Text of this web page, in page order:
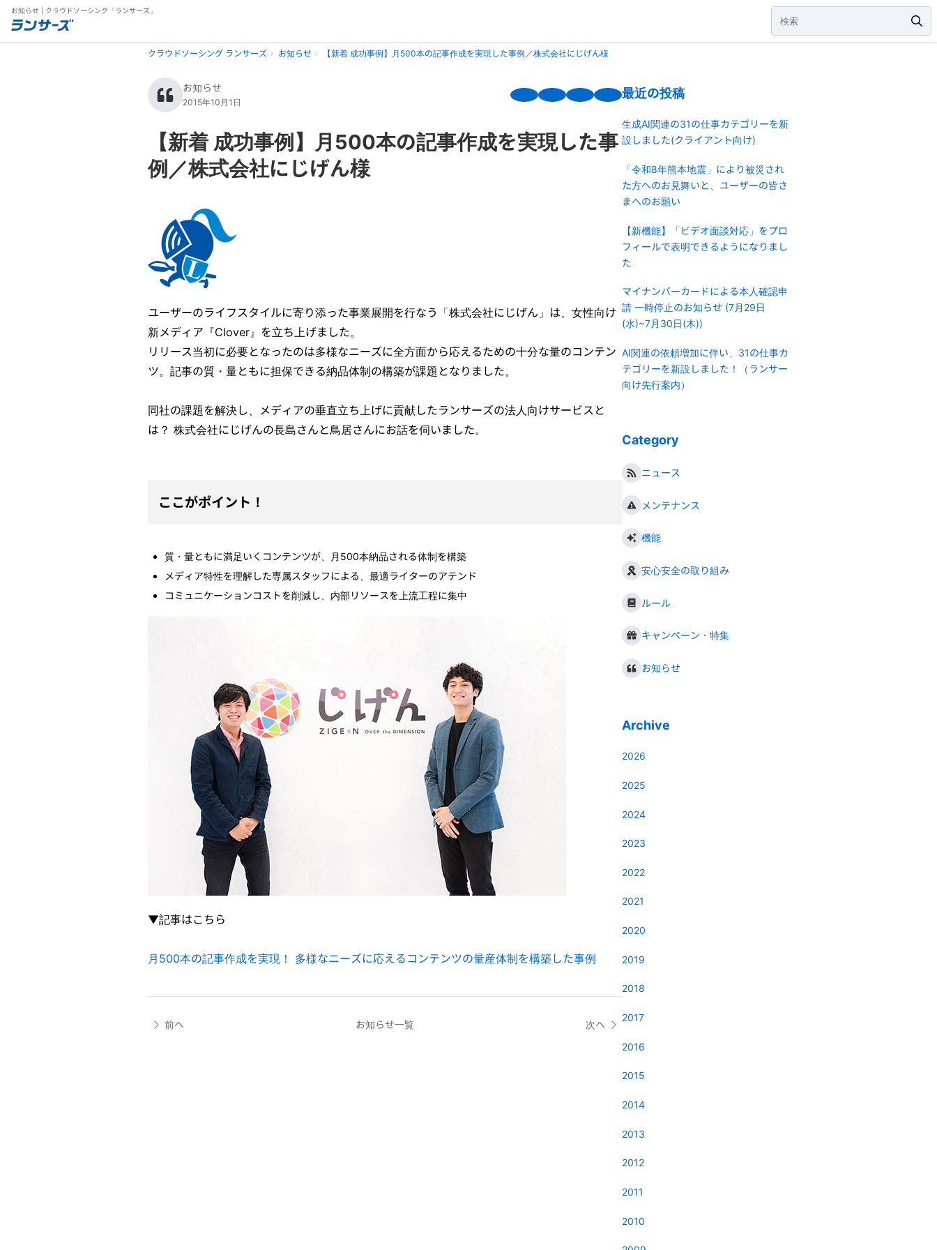
お知らせ | クラウドソーシング「ランサーズ」
クラウドソーシング ランサーズ お知らせ 【新着 成功事例】月500本の記事作成を実現した事例／株式会社にじげん様
お知らせ
2015年10月1日
【新着 成功事例】月500本の記事作成を実現した事
例／株式会社にじげん様
ユーザーのライフスタイルに寄り添った事業展開を行なう「株式会社にじげん」は、女性向け
新メディア『Clover』を立ち上げました。
リリース当初に必要となったのは多様なニーズに全方面から応えるための十分な量のコンテン
ツ。記事の質・量ともに担保できる納品体制の構築が課題となりました。
同社の課題を解決し、メディアの垂直立ち上げに貢献したランサーズの法人向けサービスと
は？ 株式会社にじげんの長島さんと鳥居さんにお話を伺いました。
ここがポイント！
質・量ともに満足いくコンテンツが、月500本納品される体制を構築
メディア特性を理解した専属スタッフによる、最適ライターのアテンド
コミュニケーションコストを削減し、内部リソースを上流工程に集中
▼記事はこちら
月500本の記事作成を実現！ 多様なニーズに応えるコンテンツの量産体制を構築した事例
前へ お知らせ一覧 次へ
最近の投稿
生成AI関連の31の仕事カテゴリーを新
設しました(クライアント向け)
「令和8年熊本地震」により被災され
た方へのお見舞いと、ユーザーの皆さ
まへのお願い
【新機能】「ビデオ面談対応」をプロ
フィールで表明できるようになりまし
た
マイナンバーカードによる本人確認申
請 一時停止のお知らせ (7月29日
(水)~7月30日(木))
AI関連の依頼増加に伴い、31の仕事カ
テゴリーを新設しました！（ランサー
向け先行案内）
Category
ニュース
メンテナンス
機能
安心安全の取り組み
ルール
キャンペーン・特集
お知らせ
Archive
2026
2025
2024
2023
2022
2021
2020
2019
2018
2017
2016
2015
2014
2013
2012
2011
2010